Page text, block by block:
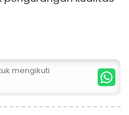
mengikuti